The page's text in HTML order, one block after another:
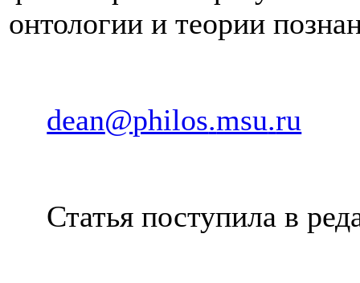
онтологии и теории
dean@philos.msu.ru
Статья поступила в